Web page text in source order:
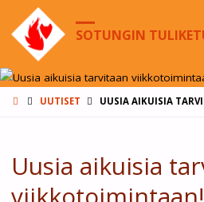
SOTUNGIN
HOMEUUTISET UUSIA AIKUISIA
Uusia aikuisia